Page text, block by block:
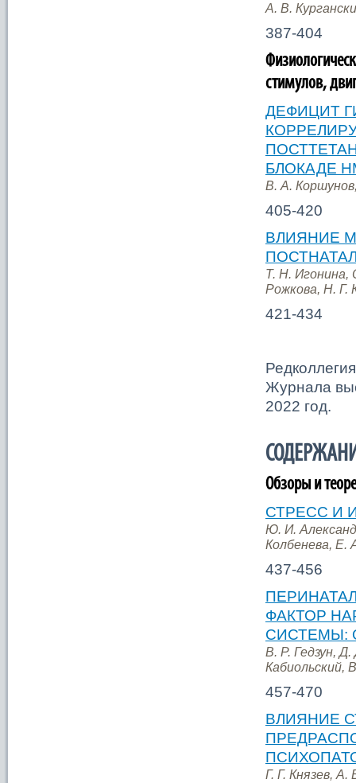
А. В.
387-404
стимулов,
ДЕФИЦИТ
БЛОКАДЕ
В. А.
405-420
ВЛИЯНИЕ
Т. Н. Игонина,
Рожкова, Н. Г.
421-434
Журнала
2022 год.
Обзоры и
СТРЕСС И
Ю. И.
Колбенева, Е.
437-456
ФАКТОР
СИСТЕМЫ:
В. Р. Гедзун,
Кабиольский,
457-470
ВЛИЯНИЕ
Г. Г. Князев,